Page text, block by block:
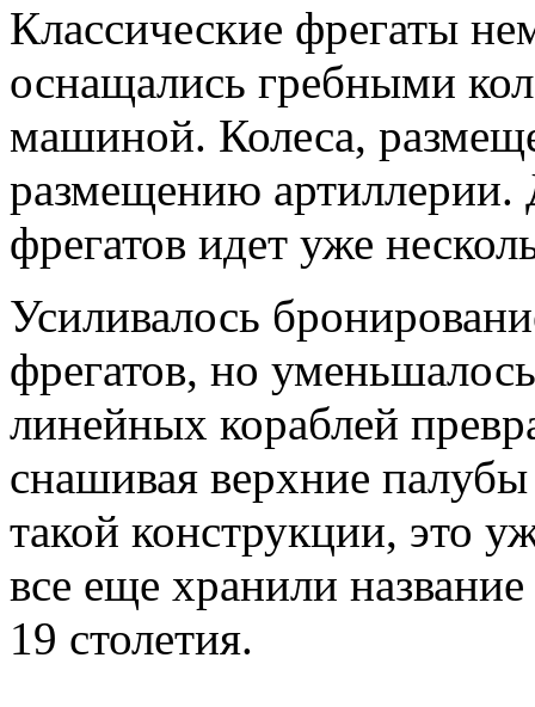
Классические фрегаты
оснащались гребными
машиной. Колеса,
размещению
фрегатов идет уже
Усиливалось
фрегатов, но
линейных кораблей
снашивая верхние
такой конструкции, это
все еще хранили
19 столетия.